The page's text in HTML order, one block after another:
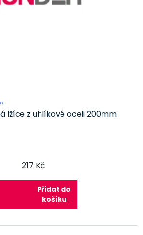
lžíce z uhlíkové oceli 200mm
217 Kč
Přidat do
košíku